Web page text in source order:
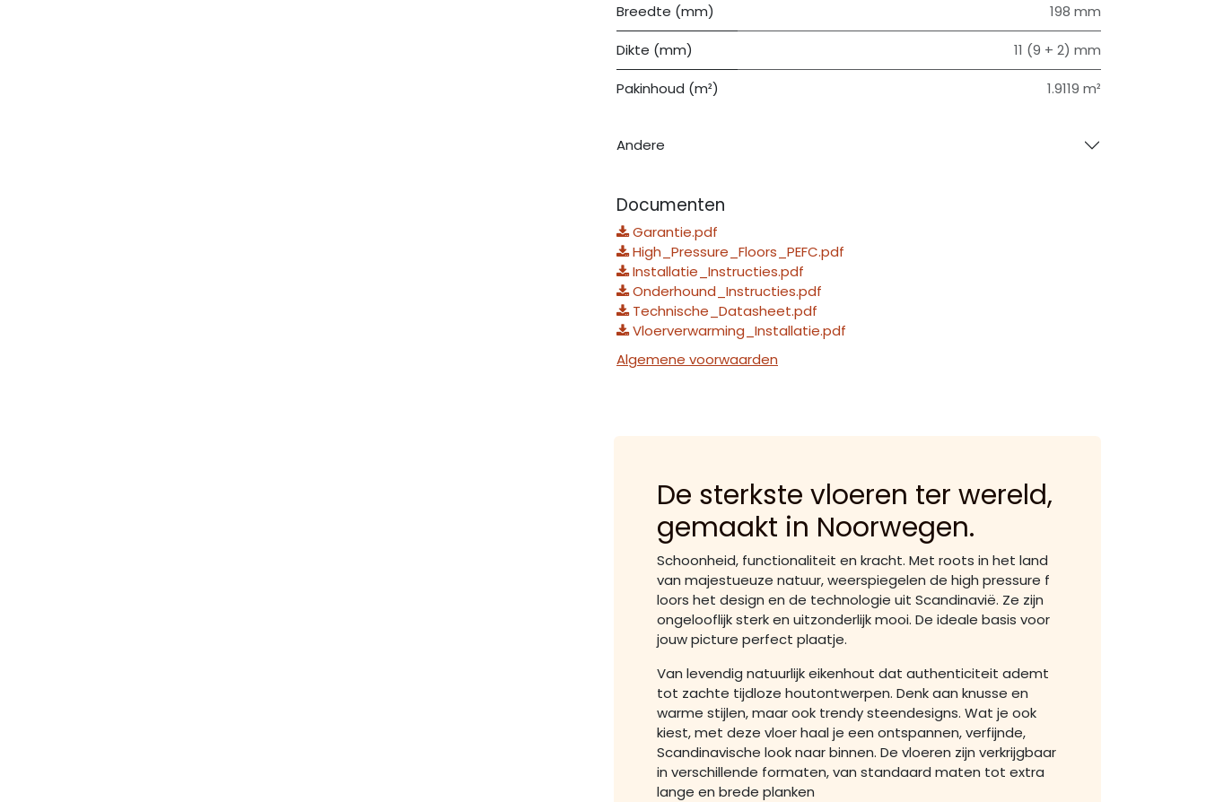
Breedte (mm) 198 mm
Dikte (mm) 11 (9 + 2) mm
Pakinhoud (m²) 1.9119 m²
Andere
Documenten
Garantie.pdf
High_Pressure_Floors_PEFC.pdf
Installatie_Instructies.pdf
Onderhound_Instructies.pdf
Technische_Datasheet.pdf
Vloerverwarming_Installatie.pdf
Algemene voorwaarden
De sterkste vloeren ter wereld,
gemaakt in Noorwegen.
Schoonheid, functionaliteit en kracht. Met roots in het land
van majestueuze natuur, weerspiegelen de high pressure f
loors het design en de technologie uit Scandinavië. Ze zijn
ongelooflijk sterk en uitzonderlijk mooi. De ideale basis voor
jouw picture perfect plaatje.
Van levendig natuurlijk eikenhout dat authenticiteit ademt
tot zachte tijdloze houtontwerpen. Denk aan knusse en
warme stijlen, maar ook trendy steendesigns. Wat je ook
kiest, met deze vloer haal je een ontspannen, verfijnde,
Scandinavische look naar binnen. De vloeren zijn verkrijgbaar
in verschillende formaten, van standaard maten tot extra
lange en brede planken